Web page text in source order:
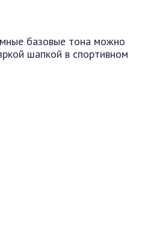
базовые тона можно
шапкой в спортивном